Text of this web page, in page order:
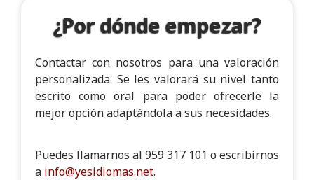
¿Por dónde empezar?
Contactar con nosotros para una valoración
personalizada. Se les valorará su nivel tanto
escrito como oral para poder ofrecerle la
mejor opción adaptándola a sus necesidades.
Puedes llamarnos al 959 317 101 o escribirnos
a info@yesidiomas.net.